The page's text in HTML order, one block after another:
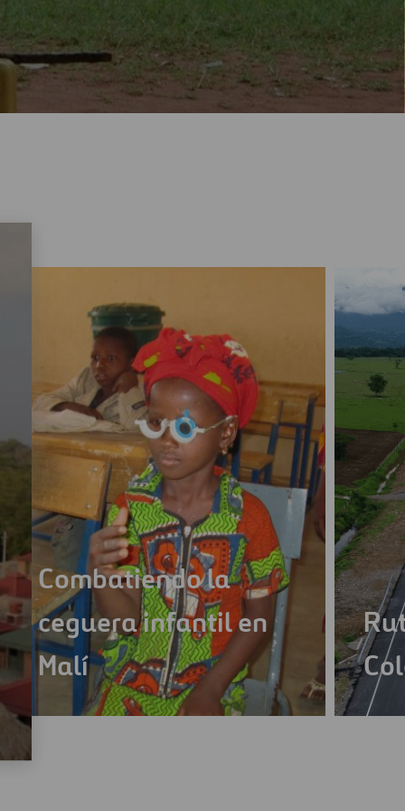
Combatiendo la
ceguera infantil en
Malí